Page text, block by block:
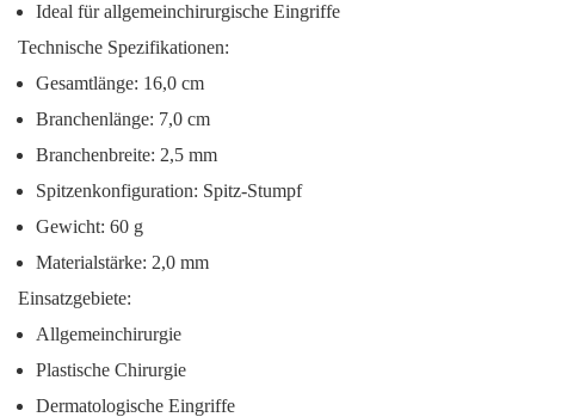
Ideal für allgemeinchirurgische Eingriffe
Technische Spezifikationen:
Gesamtlänge: 16,0 cm
Branchenlänge: 7,0 cm
Branchenbreite: 2,5 mm
Spitzenkonfiguration: Spitz-Stumpf
Gewicht: 60 g
Materialstärke: 2,0 mm
Einsatzgebiete:
Allgemeinchirurgie
Plastische Chirurgie
Dermatologische Eingriffe